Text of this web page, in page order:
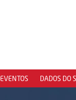
EVENTOS DADOS DO